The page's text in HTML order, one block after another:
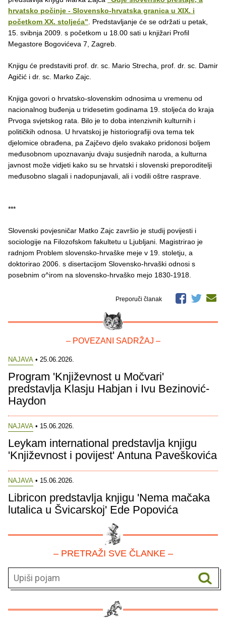
hrvatsko počinje - Slovensko-hrvatska granica u XIX. i
početkom XX. stoljeća" . Predstavljanje će se održati u petak,
15. svibnja 2009. s početkom u 18.00 sati u knjižari Profil
Megastore Bogovićeva 7, Zagreb.
Knjigu će predstaviti prof. dr. sc. Mario Strecha, prof. dr. sc. Damir
Agičić i dr. sc. Marko Zajc.
Knjiga govori o hrvatsko-slovenskim odnosima u vremenu od
nacionalnog buđenja u tridesetim godinama 19. stoljeća do kraja
Prvoga svjetskog rata. Bilo je to doba intenzivnih kulturnih i
političkih odnosa. U hrvatskoj je historiografiji ova tema tek
djelomice obrađena, pa Zajčevo djelo svakako pridonosi boljem
međusobnom upoznavanju dvaju susjednih naroda, a kulturna
javnost može vidjeti kako su se hrvatski i slovenski preporoditelji
međusobno slagali i nadopunjavali, ali i vodili oštre rasprave.
***
Slovenski povjesničar Matko Zajc završio je studij povijesti i
sociologije na Filozofskom fakultetu u Ljubljani. Magistrirao je
radnjom Problem slovensko-hrvaške meje v 19. stoletju, a
doktorirao 2006. s disertacijom Slovensko-hrvaški odnosi s
posebnim o^irom na slovensko-hrvaško mejo 1830-1918.
Preporuči članak
– POVEZANI SADRŽAJ –
NAJAVA • 25.06.2026.
Program 'Književnost u Močvari'
predstavlja Klasju Habjan i Ivu Bezinović-
Haydon
NAJAVA • 15.06.2026.
Leykam international predstavlja knjigu
'Književnost i povijest' Antuna Paveškovića
NAJAVA • 15.06.2026.
Libricon predstavlja knjigu 'Nema mačaka
lutalica u Švicarskoj' Ede Popovića
– PRETRAŽI SVE ČLANKE –